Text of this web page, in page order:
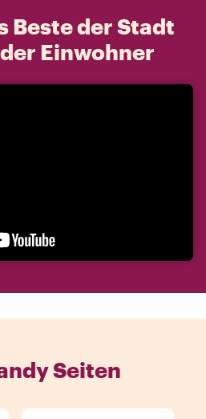
Beste der Stadt
Einwohner
Seiten